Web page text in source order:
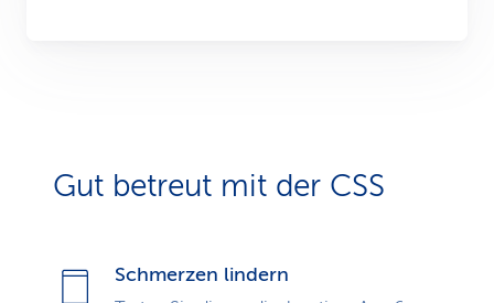
Gut betreut mit der CSS
Schmerzen lindern